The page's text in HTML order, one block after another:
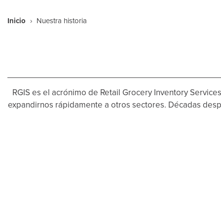
Inicio › Nuestra historia
RGIS es el acrónimo de Retail Grocery Inventory
expandirnos rápidamente a otros sectores. Décadas